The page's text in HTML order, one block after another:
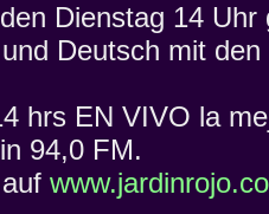
Dienstag 14
Deutsch mit
hrs EN VIVO la
94,0 FM.